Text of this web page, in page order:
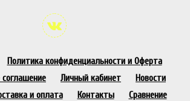
Политика конфиденциальности и Оферта
Личный кабинет
Новости
и оплата Контакты
Сравнение